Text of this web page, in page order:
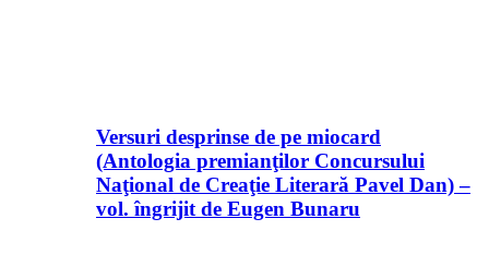
Versuri desprinse de pe miocard
(Antologia premianţilor Concursului
Naţional de Creaţie Literară Pavel Dan) –
vol. îngrijit de Eugen Bunaru